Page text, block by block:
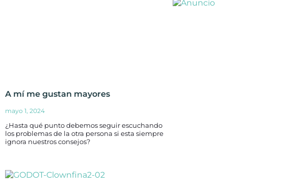
A mí me gustan mayores
mayo 1, 2024
¿Hasta qué punto debemos seguir escuchando
los problemas de la otra persona si esta siempre
ignora nuestros consejos?